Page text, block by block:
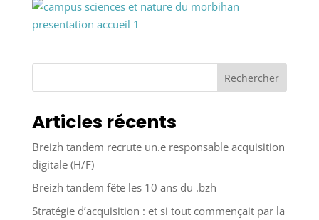
Rechercher
Articles récents
Breizh tandem recrute un.e responsable acquisition
digitale (H/F)
Breizh tandem fête les 10 ans du .bzh
Stratégie d’acquisition : et si tout commençait par la